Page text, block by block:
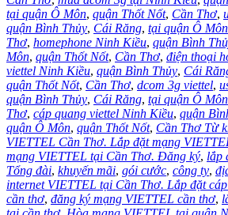
tại quận Ô Môn, quận Thốt Nốt, Cần Thơ,
quận Bình Thủy, Cái Răng, tại quận Ô Môn
Thơ, homephone Ninh Kiều, quận Bình
Môn, quận Thốt Nốt, Cần Thơ, điện thoại
viettel Ninh Kiều, quận Bình Thủy, Cái
quận Thốt Nốt, Cần Thơ, dcom 3g viettel,
quận Bình Thủy, Cái Răng, tại quận Ô Môn
Thơ, cáp quang viettel Ninh Kiều, quận
quận Ô Môn, quận Thốt Nốt, Cần Thơ Từ
VIETTEL Cần Thơ. Lắp đặt mạng
mạng VIETTEL tại Cần Thơ. Đăng ký, lắp
Tổng đài, khuyến mãi, gói cước, công ty,
internet VIETTEL tại Cần Thơ. Lắp đặt
cần thơ, đăng ký mạng VIETTEL cần thơ,